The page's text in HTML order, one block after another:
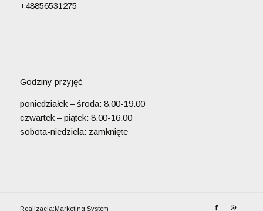
+48856531275
Godziny przyjęć
poniedziałek – środa: 8.00-19.00
czwartek – piątek: 8.00-16.00
sobota-niedziela: zamknięte
Realizacja: Marketing System